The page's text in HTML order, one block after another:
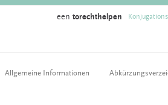
een torechthelpen
Allgemeine Informationen